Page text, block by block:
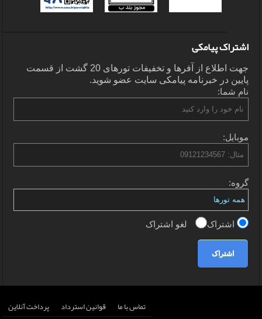
اشتراک پیامکی
جهت اطلاع از آفرها و تخفیفات تورهای 20 گشت از قسمت
پایین در خبرنامه پیامکی سایت عضو شوید.
نام شما:
موبایل:
گروه:
اشتراک لغو اشتراک
اشتراک
تماس با ما قوانین استرداد پرداخت آنلاین